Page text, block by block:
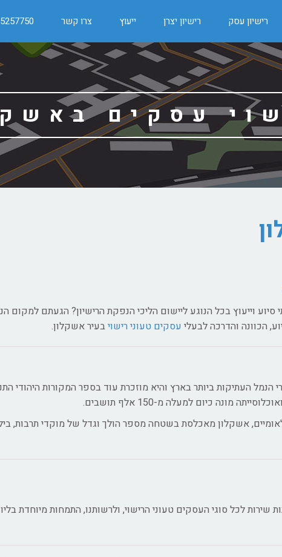
רישיון עסק רישיון יצרן ייעוץ צרו קשר
עסקים
וייעוץ בכל הנוגע ליישום הליכי הנפקת הרישיון? הגעתם למקום
הכוונה והדרכה לבעלי עסקים טעוני רישויבעיר אשקלון.
העתיקות ביותר בארץ והיא מוזכרת עוד בספר המקורות היהודי
אשקלון מאכלסת בשטחה מספר הולך וגדל של מוקדי תרבות,
לכל סוגי העסקים טעוני הרישוי, ולרשותנו, התמחות מיוחדת